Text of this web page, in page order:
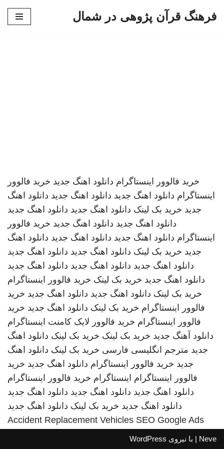
فرهنگ قرآن پژوهی در شمال
خرید فالوور اینستاگرام دانلود اهنگ جدید خرید فالوور
اینستاگرام دانلود اهنگ جدید دانلود اهنگ جدید دانلود اهنگ
جدید خرید بک لینک دانلود اهنگ جدید دانلود اهنگ جدید
دانلود اهنگ جدید دانلود اهنگ جدید خرید فالوور
اینستاگرام دانلود اهنگ جدید دانلود اهنگ جدید دانلود اهنگ
جدید خرید بک لینک دانلود اهنگ جدید دانلود اهنگ جدید
دانلود اهنگ جدید دانلود اهنگ جدید دانلود اهنگ جدید
دانلود اهنگ جدید خرید بک لینک خرید فالوور اینستاگرام
خرید بک لینک دانلود اهنگ جدید دانلود اهنگ جدید خرید
فالوور اینستاگرام خرید بک لینک دانلود اهنگ جدید خرید
فالوور اینستاگرام خرید فالوور لایک کامنت اینستاگرام
دانلود آهنگ جدید خرید بک لینک خرید بک لینک دانلود اهنگ
جدید مترجم انگلیسی فارسی خرید بک لینک دانلود اهنگ
جدید خرید فالوور اینستاگرام دانلود اهنگ جدید خرید
فالوور اینستاگرام اینستاگرام خرید فالوور اینستاگرام
دانلود اهنگ جدید دانلود اهنگ جدید دانلود اهنگ جدید
دانلود اهنگ جدید خرید بک لینک دانلود اهنگ جدید
Accident Replacement Vehicles SEO Google Ads
Neve | با نیروی WordPress